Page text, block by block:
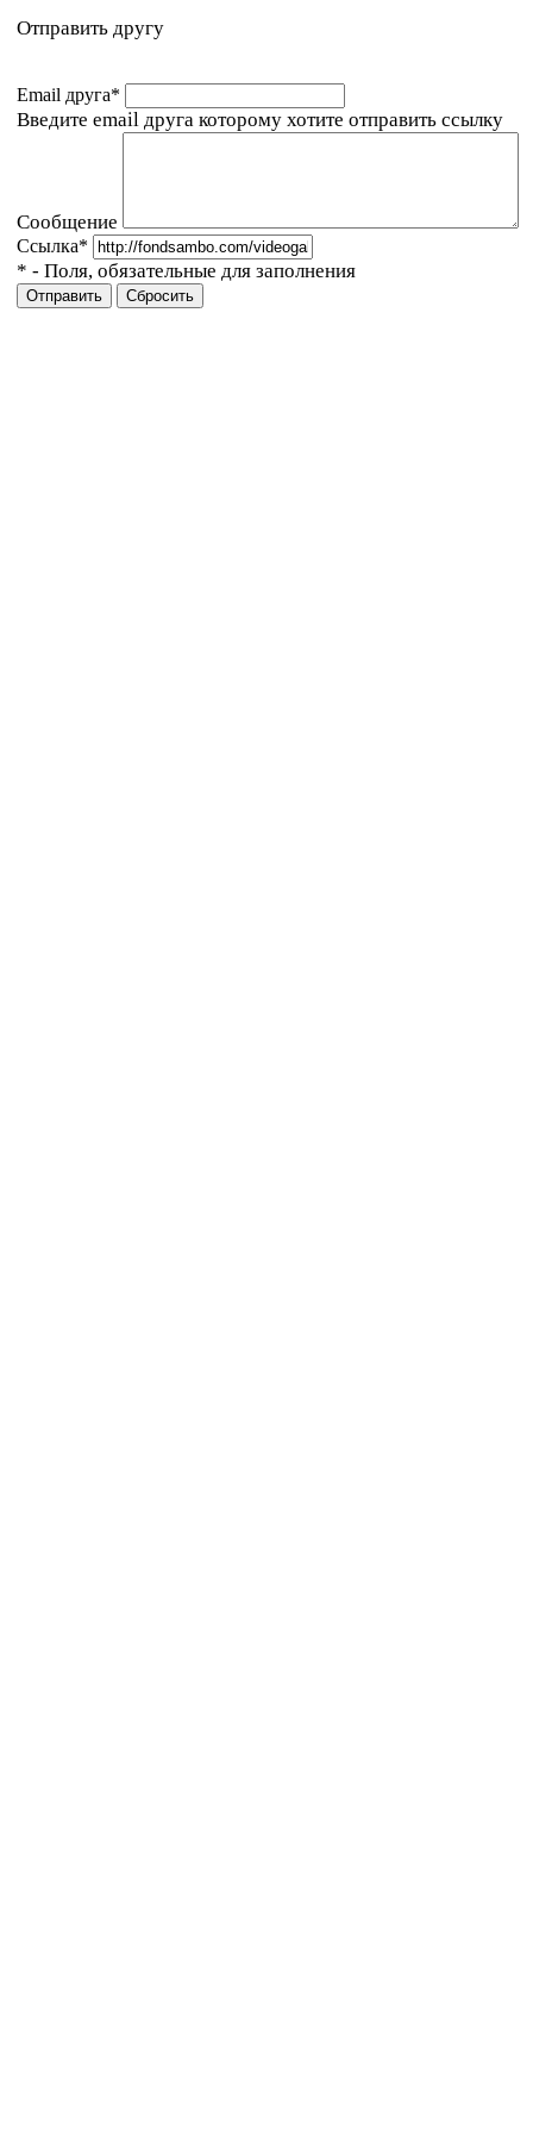
Отправить другу
Email друга*
Введите email друга которому хотите отправить ссылку
Сообщение
Ссылка*
* - Поля, обязательные для заполнения